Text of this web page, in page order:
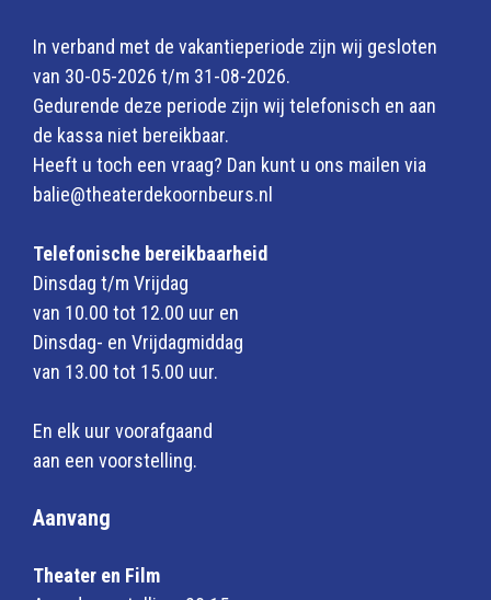
In verband met de vakantieperiode zijn wij gesloten
van 30-05-2026 t/m 31-08-2026.
Gedurende deze periode zijn wij telefonisch en aan
de kassa niet bereikbaar.
Heeft u toch een vraag? Dan kunt u ons mailen via
balie@theaterdekoornbeurs.nl
Telefonische bereikbaarheid
Dinsdag t/m Vrijdag
van 10.00 tot 12.00 uur en
Dinsdag- en Vrijdagmiddag
van 13.00 tot 15.00 uur.
En elk uur voorafgaand
aan een voorstelling.
Aanvang
Theater en Film